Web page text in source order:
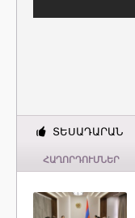
ՏԵՍԱԴԱՐԱՆ
ՀԱՂՈՐԴՈՒՄՆԵՐ